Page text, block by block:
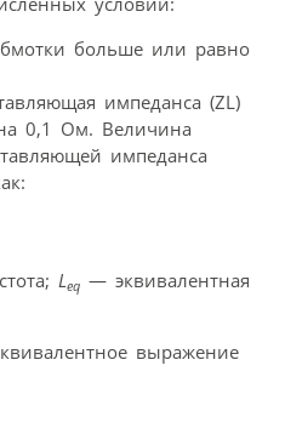
больше или равно
импеданса (ZL)
0,1 Ом. Величина
импеданса
L eq — эквивалентная
выражение